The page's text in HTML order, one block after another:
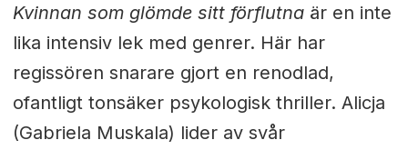
Kvinnan som glömde sitt förflutna är en inte
lika intensiv lek med genrer. Här har
regissören snarare gjort en renodlad,
ofantligt tonsäker psykologisk thriller. Alicja
(Gabriela Muskala) lider av svår